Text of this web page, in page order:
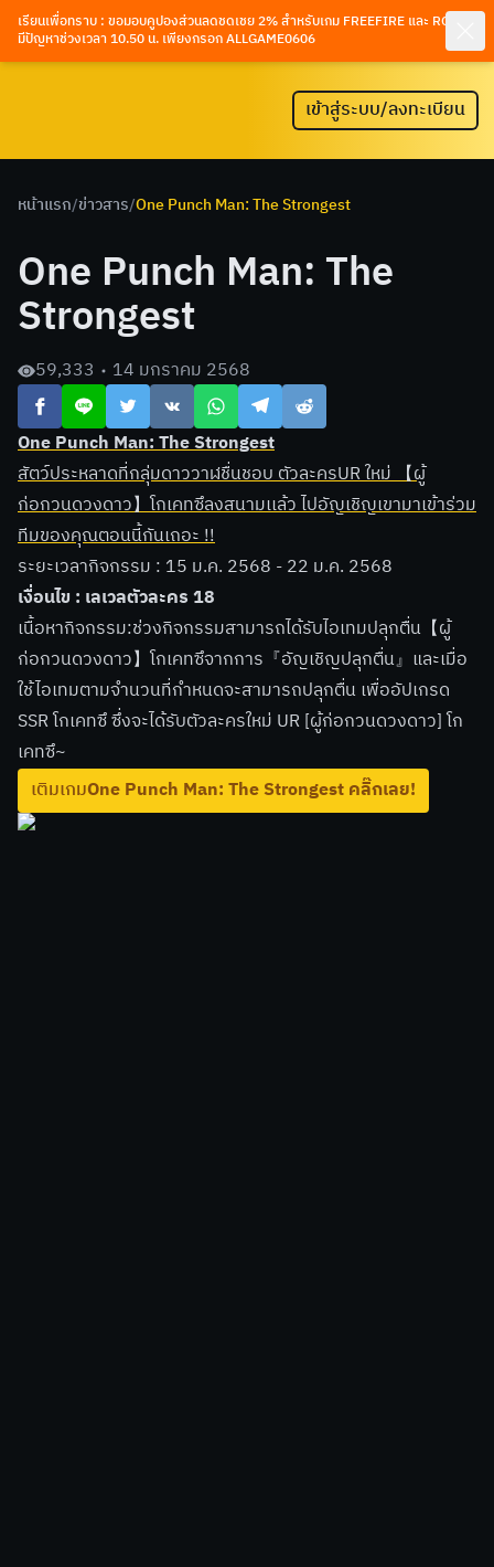
เรียนเพื่อทราบ : ขอมอบคูปองส่วนลดชดเชย 2% สำหรับเกม FREEFIRE และ ROV ที่
มีปัญหาช่วงเวลา 10.50 น. เพียงกรอก ALLGAME0606
เข้าสู่ระบบ/ลงทะเบียน
หน้าแรก/ข่าวสาร/One Punch Man: The Strongest
One Punch Man: The
Strongest
59,333 14 มกราคม 2568
One Punch Man: The Strongest
สัตว์ประหลาดที่กลุ่มดาววาฬชื่นชอบ ตัวละครUR ใหม่ 【ผู้
ก่อกวนดวงดาว】โกเคทซึลงสนามเเล้ว ไปอัญเชิญเขามาเข้าร่วม
ทีมของคุณตอนนี้กันเถอะ !!
ระยะเวลากิจกรรม : 15 ม.ค. 2568 - 22 ม.ค. 2568
เงื่อนไข : เลเวลตัวละคร 18
เนื้อหากิจกรรม:ช่วงกิจกรรมสามารถได้รับไอเทมปลุกตื่น【ผู้
ก่อกวนดวงดาว】โกเคทซึจากการ『อัญเชิญปลุกตื่น』และเมื่อ
ใช้ไอเทมตามจำนวนที่กำหนดจะสามารถปลุกตื่น เพื่ออัปเกรด
SSR โกเคทซึ ซึ่งจะได้รับตัวละครใหม่ UR [ผู้ก่อกวนดวงดาว] โก
เคทซึ~
เติมเกมOne Punch Man: The Strongest คลิ๊กเลย!